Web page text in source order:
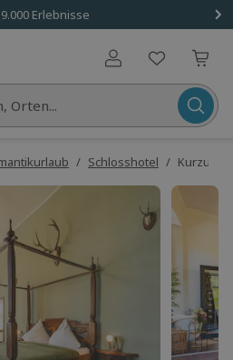
Erlebnisse
Benutzerkonto
Orten...
/ Schlosshotel /